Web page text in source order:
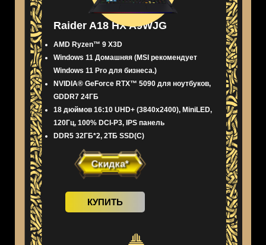
Raider A18 HX A9WJG
AMD Ryzen™ 9 X3D
Windows 11 Домашняя (MSI рекомендует
Windows 11 Pro для бизнеса.)
NVIDIA® GeForce RTX™ 5090 для ноутбуков,
GDDR7 24ГБ
18 дюймов 16:10 UHD+ (3840x2400), MiniLED,
120Гц, 100% DCI-P3, IPS панель
DDR5 32ГБ*2, 2ТБ SSD(C)
Скидка*
КУПИТЬ